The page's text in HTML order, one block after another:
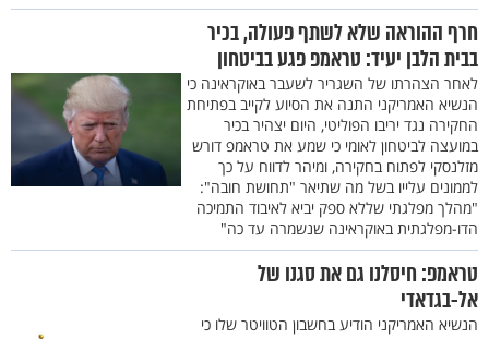
חרף ההוראה שלא לשתף פעולה, בכיר
בבית הלבן יעיד: טראמפ פגע בביטחון
לאחר הצהרתו של השגריר לשעבר באוקראינה כי
הנשיא האמריקני התנה את הסיוע לקייב בפתיחת
החקירה נגד יריבו הפוליטי, היום יצהיר בכיר
במועצה לביטחון לאומי כי שמע את טראמפ דורש
מזלנסקי לפתוח בחקירה, ומיהר לדווח על כך
לממונים עלייו בשל מה שתיאר "תחושת חובה":
"מהלך מפלגתי שללא ספק יביא לאיבוד התמיכה
הדו-מפלגתית באוקראינה שנשמרה עד כה"
טראמפ: חיסלנו גם את סגנו של
אל-בגדאדי
הנשיא האמריקני הודיע בחשבון הטוויטר שלו כי